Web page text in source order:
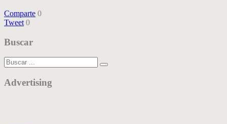
Comparte 0
Tweet 0
Buscar
Advertising